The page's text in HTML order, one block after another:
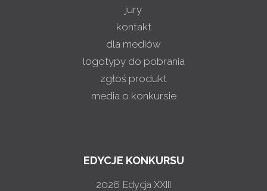
jury
kontakt
dla mediów
logotypy do pobrania
zgłoś produkt
media o konkursie
EDYCJE KONKURSU
2026 Edycja XXIII